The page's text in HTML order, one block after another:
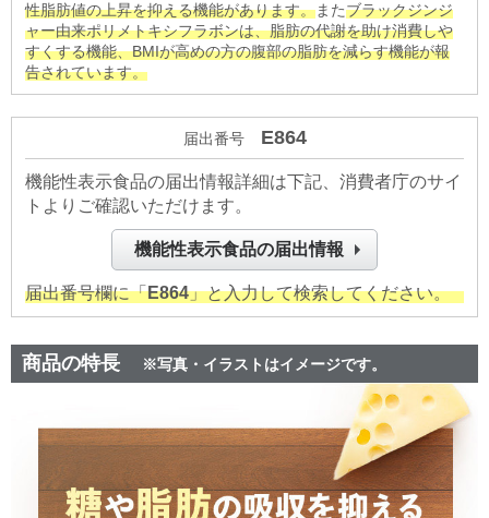
性脂肪値の上昇を抑える機能があります。またブラックジンジ
ャー由来ポリメトキシフラボンは、脂肪の代謝を助け消費しや
すくする機能、BMIが高めの方の腹部の脂肪を減らす機能が報
告されています。
届出番号 E864
機能性表示食品の届出情報詳細は下記、消費者庁のサイ
トよりご確認いただけます。
機能性表示食品の届出情報
届出番号欄に「E864」と入力して検索してください。
商品の特長 ※写真・イラストはイメージです。